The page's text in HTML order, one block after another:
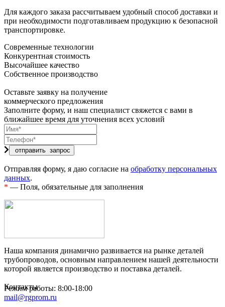
Для каждого заказа рассчитываем удобный способ доставки и
при необходимости подготавливаем продукцию к безопасной
транспортировке.
Современные технологии
Конкурентная стоимость
Высочайшее качество
Собственное производство
Оставьте заявку на получение
коммерческого предложения
Заполните форму, и наш специалист свяжется с вами в
ближайшее время для уточнения всех условий
Отправляя форму, я даю согласие на обработку персональных
данных.
* — Поля, обязательные для заполнения
Наша компания динамично развивается на рынке деталей
трубопроводов, основным направлением нашей деятельности
которой является производство и поставка деталей.
Контакты
Режим работы: 8:00-18:00
mail@rgprom.ru